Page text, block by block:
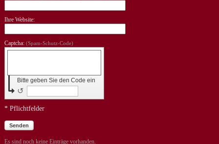
Ihre Website:
Captcha: (Spam-Schutz-Code)
Bitte geben Sie den Code ein
↺
* Pflichtfelder
Senden
Es sind noch keine Einträge vorhanden.